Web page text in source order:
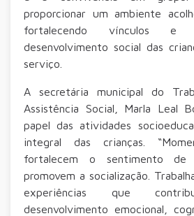
proporcionar um ambiente
fortalecendo vínculos e
desenvolvimento social das
serviço.
A secretária municipal do
Assistência Social, Marla Leal
papel das atividades
integral das crianças.
fortalecem o sentimento de
promovem a socialização.
experiências que
desenvolvimento emocional,